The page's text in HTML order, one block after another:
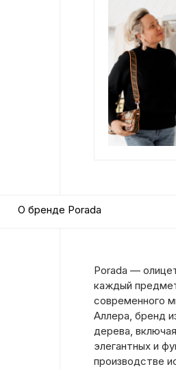
О бренде Porada
Porada —
каждый
современного
Аллера, бренд
дерева,
элегантных и
производстве